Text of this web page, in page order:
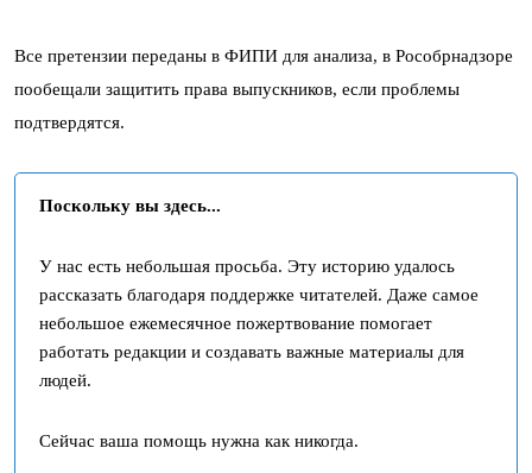
Все претензии переданы в ФИПИ для анализа, в Рособрнадзоре
пообещали защитить права выпускников, если проблемы
подтвердятся.
Поскольку вы здесь...
У нас есть небольшая просьба. Эту историю удалось
рассказать благодаря поддержке читателей. Даже самое
небольшое ежемесячное пожертвование помогает
работать редакции и создавать важные материалы для
людей.
Сейчас ваша помощь нужна как никогда.